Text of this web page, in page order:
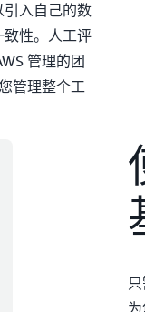
入自己的数
性。人工评
管理的团
管理整个工